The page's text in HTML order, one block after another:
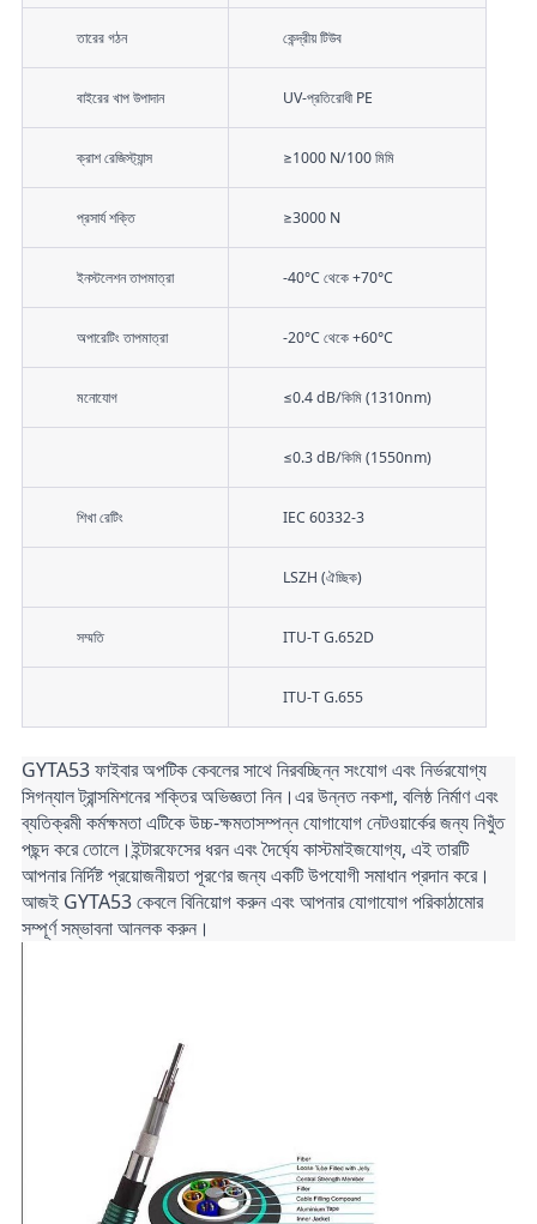
তারের গঠন কেন্দ্রীয় টিউব
বাইরের খাপ উপাদান UV-প্রতিরোধী PE
ক্রাশ রেজিস্ট্যান্স ≥1000 N/100 মিমি
প্রসার্য শক্তি ≥3000 N
ইনস্টলেশন তাপমাত্রা -40°C থেকে +70°C
অপারেটিং তাপমাত্রা -20°C থেকে +60°C
মনোযোগ ≤0.4 dB/কিমি (1310nm)
≤0.3 dB/কিমি (1550nm)
শিখা রেটিং IEC 60332-3
LSZH (ঐচ্ছিক)
সম্মতি ITU-T G.652D
ITU-T G.655
GYTA53 ফাইবার অপটিক কেবলের সাথে নিরবচ্ছিন্ন সংযোগ এবং নির্ভরযোগ্য
সিগন্যাল ট্রান্সমিশনের শক্তির অভিজ্ঞতা নিন।এর উন্নত নকশা, বলিষ্ঠ নির্মাণ এবং
ব্যতিক্রমী কর্মক্ষমতা এটিকে উচ্চ-ক্ষমতাসম্পন্ন যোগাযোগ নেটওয়ার্কের জন্য নিখুঁত
পছন্দ করে তোলে।ইন্টারফেসের ধরন এবং দৈর্ঘ্যে কাস্টমাইজযোগ্য, এই তারটি
আপনার নির্দিষ্ট প্রয়োজনীয়তা পূরণের জন্য একটি উপযোগী সমাধান প্রদান করে।
আজই GYTA53 কেবলে বিনিয়োগ করুন এবং আপনার যোগাযোগ পরিকাঠামোর
সম্পূর্ণ সম্ভাবনা আনলক করুন।